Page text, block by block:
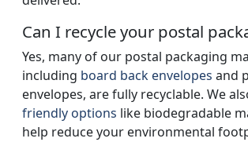
Can I recycle your postal
Yes, many of our postal packaging
including board back envelopes and
envelopes, are fully recyclable. We
friendly options like biodegradable
help reduce your environmental